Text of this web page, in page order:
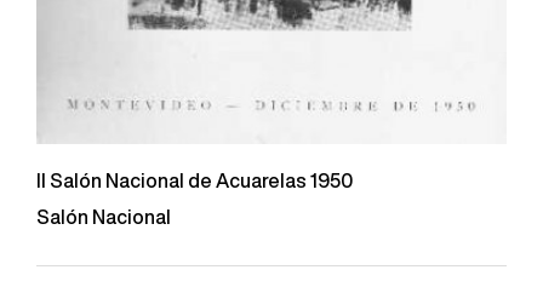
II Salón Nacional de Acuarelas 1950
Salón Nacional